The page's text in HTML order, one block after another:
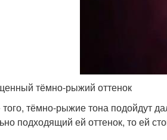
тёмно-рыжий оттенок
тёмно-рыжие тона подойдут
подходящий ей оттенок, то ей